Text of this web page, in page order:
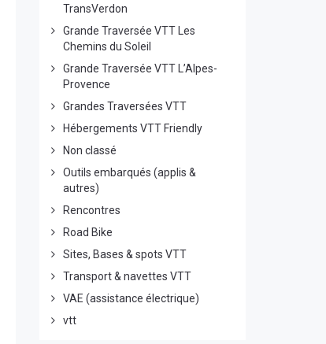
TransVerdon
Grande Traversée VTT Les
Chemins du Soleil
Grande Traversée VTT L’Alpes-
Provence
Grandes Traversées VTT
Hébergements VTT Friendly
Non classé
Outils embarqués (applis &
autres)
Rencontres
Road Bike
Sites, Bases & spots VTT
Transport & navettes VTT
VAE (assistance électrique)
vtt